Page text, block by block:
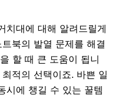
치대에 대해 알려드릴게
북의 발열 문제를 해결
할 때 큰 도움이 됩니
적의 선택이죠. 바쁜 일
시에 챙길 수 있는 꿀템